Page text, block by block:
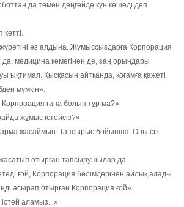
да төмен деңгейде күн кешеді деп
өз алдына. Жұмыссыздарға Корпорация
медицина көмегінен де, заң орындары
ықтимал. Қысқасын айтқанда, қоғамға қажеті
мүмкін».
Корпорация ғана болып тұр ма?»
жұмыс істейсіз?»
жасаймын. Тапсырыс бойынша. Оны сіз
отырған тапсырушылар да
ғой, Корпорация бөлімдерінен айлық алады.
асырап отырған Корпорация ғой».
аламыз...»